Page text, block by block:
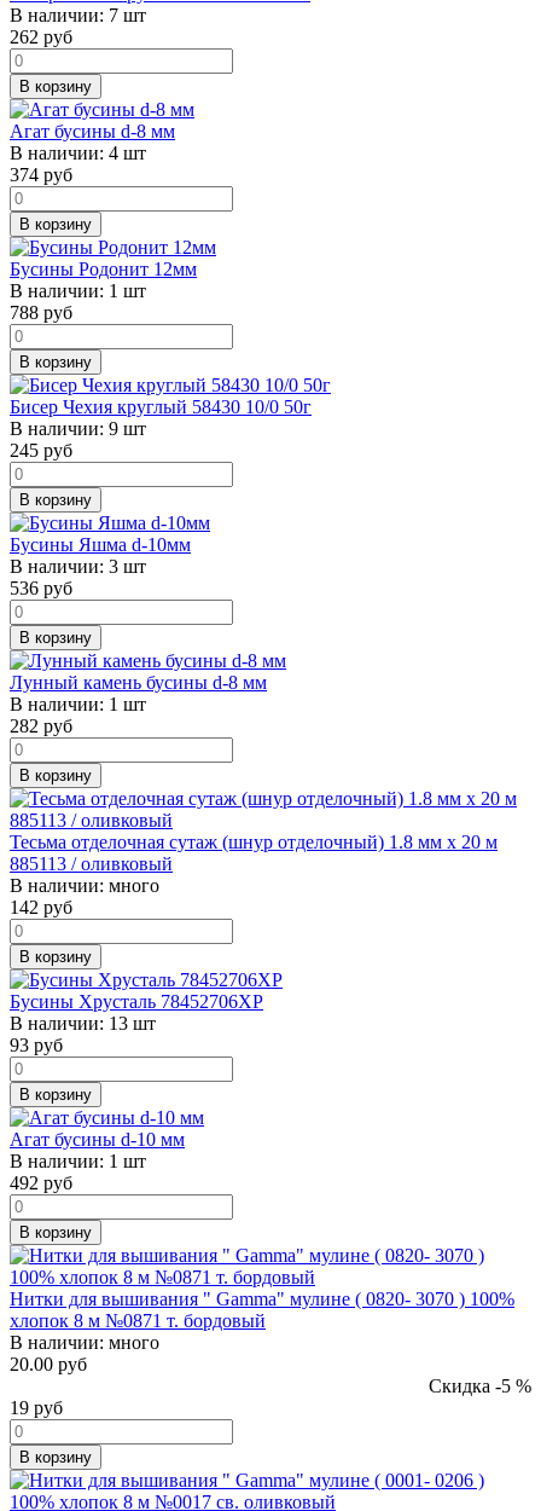
В наличии: 7 шт
262 руб
В корзину
Агат бусины d-8 мм
В наличии: 4 шт
374 руб
В корзину
Бусины Родонит 12мм
В наличии: 1 шт
788 руб
В корзину
Бисер Чехия круглый 58430 10/0 50г
В наличии: 9 шт
245 руб
В корзину
Бусины Яшма d-10мм
В наличии: 3 шт
536 руб
В корзину
Лунный камень бусины d-8 мм
В наличии: 1 шт
282 руб
В корзину
Тесьма отделочная сутаж (шнур отделочный) 1.8 мм х 20 м
885113 / оливковый
В наличии: много
142 руб
В корзину
Бусины Хрусталь 78452706ХР
В наличии: 13 шт
93 руб
В корзину
Агат бусины d-10 мм
В наличии: 1 шт
492 руб
В корзину
Нитки для вышивания " Gamma" мулине ( 0820- 3070 ) 100%
хлопок 8 м №0871 т. бордовый
В наличии: много
20.00 руб
Скидка -5 %
19 руб
В корзину